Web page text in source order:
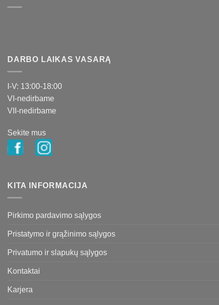
DARBO LAIKAS VASARĄ
I-V: 13:00-18:00
VI-nedirbame
VII-nedirbame
Sekite mus
KITA INFORMACIJA
Pirkimo pardavimo sąlygos
Pristatymo ir grąžinimo sąlygos
Privatumo ir slapukų sąlygos
Kontaktai
Karjera